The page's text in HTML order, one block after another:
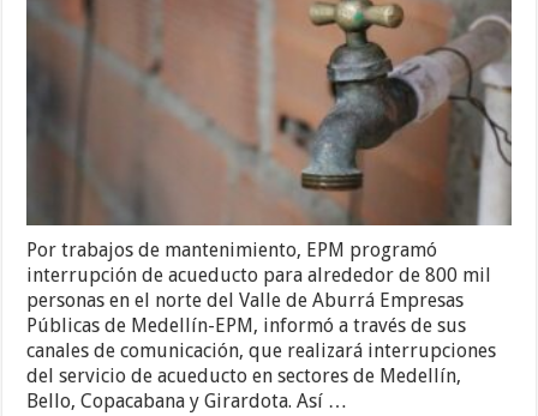
Por trabajos de mantenimiento, EPM programó
interrupción de acueducto para alrededor de 800 mil
personas en el norte del Valle de Aburrá Empresas
Públicas de Medellín-EPM, informó a través de sus
canales de comunicación, que realizará interrupciones
del servicio de acueducto en sectores de Medellín,
Bello, Copacabana y Girardota. Así …